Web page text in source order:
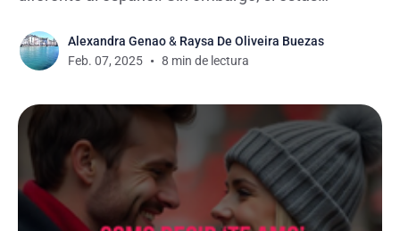
saber cómo decir 'te amo' en alemán y conocer
algunas frases románticas. Este artículo te será
Alexandra Genao& Raysa De Oliveira Buezas
Feb. 07, 2025
8 min de lectura